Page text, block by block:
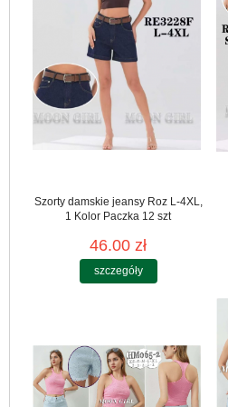
Szorty damskie jeansy Roz L-4XL,
1 Kolor Paczka 12 szt
46.00 zł
szczegóły